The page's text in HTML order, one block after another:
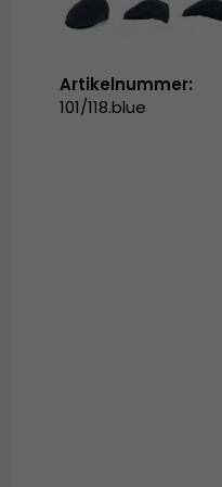
Artikelnummer:
101/118.blue